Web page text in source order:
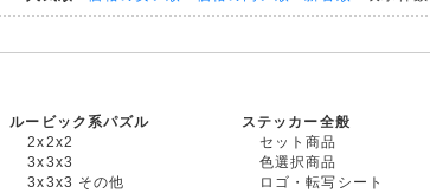
ルービック系パズル
2x2x2
3x3x3
3x3x3 その他
ステッカー全般
セット商品
色選択商品
ロゴ・転写シート